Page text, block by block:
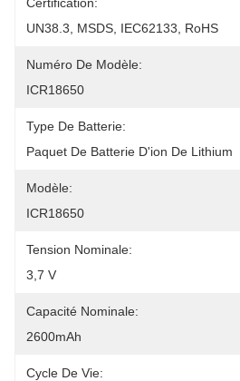
UN38.3, MSDS, IEC62133, RoHS
Numéro De Modèle:
ICR18650
Type De Batterie:
Paquet De Batterie D'ion De Lithium
Modèle:
ICR18650
Tension Nominale:
3,7 V
Capacité Nominale:
2600mAh
Cycle De Vie: